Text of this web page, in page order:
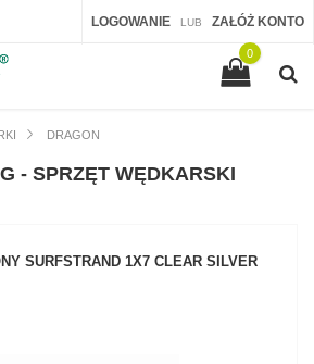
LOGOWANIE LUB ZAŁÓŻ KONTO
0
DRAGON
- SPRZĘT WĘDKARSKI
SURFSTRAND 1X7 CLEAR SILVER